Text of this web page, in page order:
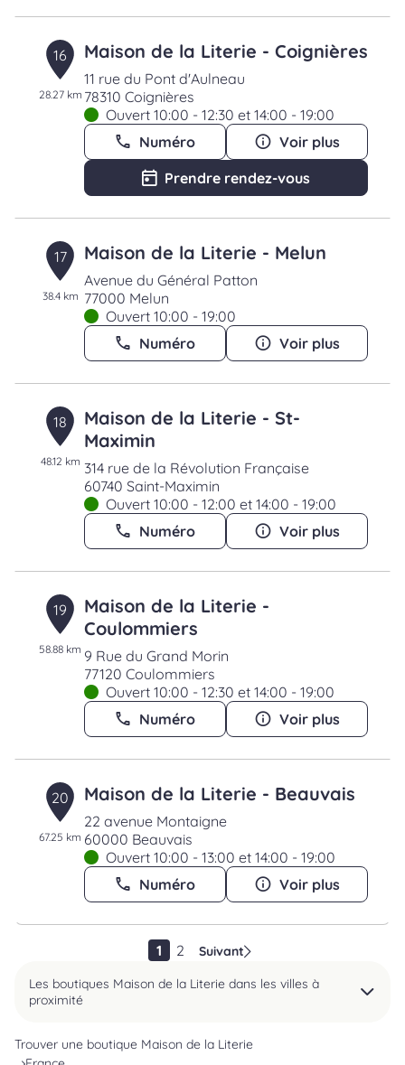
16
28.27 km
Maison de la Literie - Coignières
11 rue du Pont d'Aulneau
78310 Coignières
Ouvert 10:00 - 12:30 et 14:00 - 19:00
Numéro
Voir plus
Prendre rendez-vous
17
38.4 km
Maison de la Literie - Melun
Avenue du Général Patton
77000 Melun
Ouvert 10:00 - 19:00
Numéro
Voir plus
18
48.12 km
Maison de la Literie - St-
Maximin
314 rue de la Révolution Française
60740 Saint-Maximin
Ouvert 10:00 - 12:00 et 14:00 - 19:00
Numéro
Voir plus
19
58.88 km
Maison de la Literie -
Coulommiers
9 Rue du Grand Morin
77120 Coulommiers
Ouvert 10:00 - 12:30 et 14:00 - 19:00
Numéro
Voir plus
20
67.25 km
Maison de la Literie - Beauvais
22 avenue Montaigne
60000 Beauvais
Ouvert 10:00 - 13:00 et 14:00 - 19:00
Numéro
Voir plus
1 2
Suivant
Les boutiques Maison de la Literie dans les villes à
proximité
Trouver une boutique Maison de la Literie